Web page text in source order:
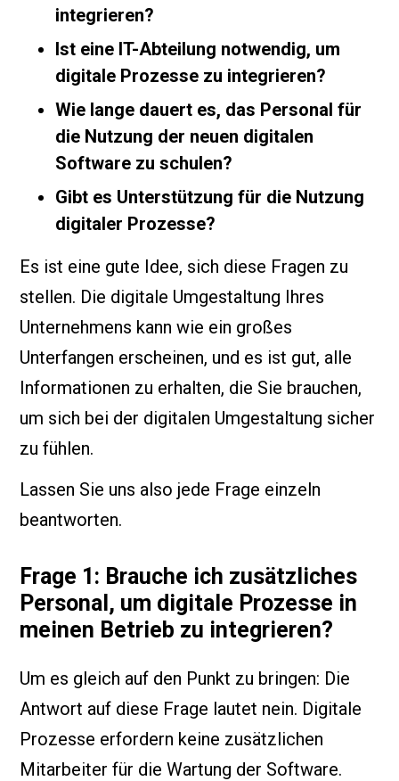
integrieren?
Ist eine IT-Abteilung notwendig, um
digitale Prozesse zu integrieren?
Wie lange dauert es, das Personal für
die Nutzung der neuen digitalen
Software zu schulen?
Gibt es Unterstützung für die Nutzung
digitaler Prozesse?
Es ist eine gute Idee, sich diese Fragen zu
stellen. Die digitale Umgestaltung Ihres
Unternehmens kann wie ein großes
Unterfangen erscheinen, und es ist gut, alle
Informationen zu erhalten, die Sie brauchen,
um sich bei der digitalen Umgestaltung sicher
zu fühlen.
Lassen Sie uns also jede Frage einzeln
beantworten.
Frage 1: Brauche ich zusätzliches
Personal, um digitale Prozesse in
meinen Betrieb zu integrieren?
Um es gleich auf den Punkt zu bringen: Die
Antwort auf diese Frage lautet nein. Digitale
Prozesse erfordern keine zusätzlichen
Mitarbeiter für die Wartung der Software.